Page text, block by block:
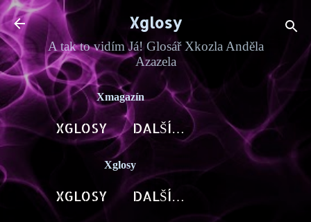
Přeskočit na hlavní obsah
Xglosy
A tak to vidím Já! Glosář Xkozla Anděla
Azazela
Xmagazín
XGLOSY DALŠÍ…
Xglosy
XGLOSY DALŠÍ…